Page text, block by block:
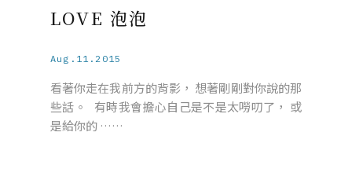
LOVE 泡泡
Aug.11.2015
看著你走在我前方的背影， 想著剛剛對你說的那
些話。 有時我會擔心自己是不是太嘮叨了， 或
是給你的 ……